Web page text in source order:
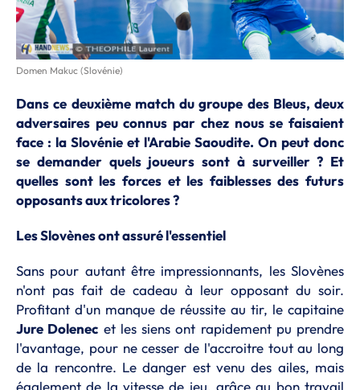
Domen Makuc (Slovénie)
Dans ce deuxième match du groupe des Bleus, deux
adversaires peu connus par chez nous se faisaient
face : la Slovénie et l'Arabie Saoudite. On peut donc
se demander quels joueurs sont à surveiller ? Et
quelles sont les forces et les faiblesses des futurs
opposants aux tricolores ?
Les Slovènes ont assuré l'essentiel
Sans pour autant être impressionnants, les Slovènes
n'ont pas fait de cadeau à leur opposant du soir.
Profitant d'un manque de réussite au tir, le capitaine
Jure Dolenec et les siens ont rapidement pu prendre
l'avantage, pour ne cesser de l'accroitre tout au long
de la rencontre. Le danger est venu des ailes, mais
également de la vitesse de jeu, grâce au bon travail